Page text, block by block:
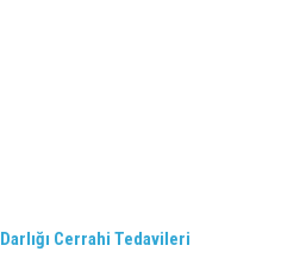
Cerrahi Tedavileri